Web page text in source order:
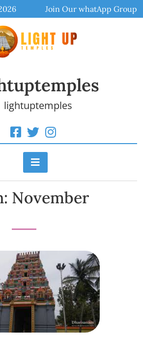
Join Our whatApp Group
lightuptemples
November